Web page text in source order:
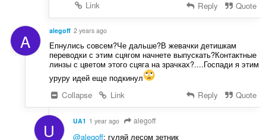
i
o
n
s
:
Link
Reply Quote
A alegoff 2 years ago
Епнулись совсем?Че дальше?В жевачки детишкам
переводки с этим сцягом начнете выпускать?Контактные
линзы с цветом этого сцяга на зрачках?....Госпади я этим
уруру идей еще подкинул
Collapse
Link Reply Quote
U UA1 1 year ago alegoff
@alegoff: гуляй лесом зетник